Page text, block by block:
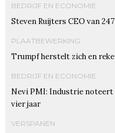
BEDRIJF EN ECONOMIE
Steven Ruijters CEO van
PLAATBEWERKING
Trumpf herstelt zich en
BEDRIJF EN ECONOMIE
Nevi PMI: Industrie
vier jaar
VERSPANEN